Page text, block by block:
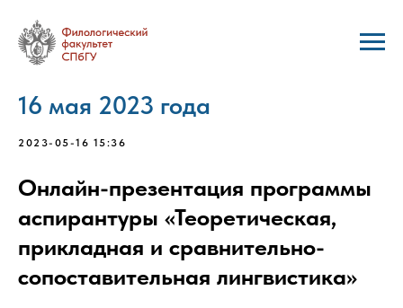
16 мая 2023 года
2023-05-16 15:36
Онлайн-презентация программы
аспирантуры «Теоретическая,
прикладная и сравнительно-
сопоставительная лингвистика»